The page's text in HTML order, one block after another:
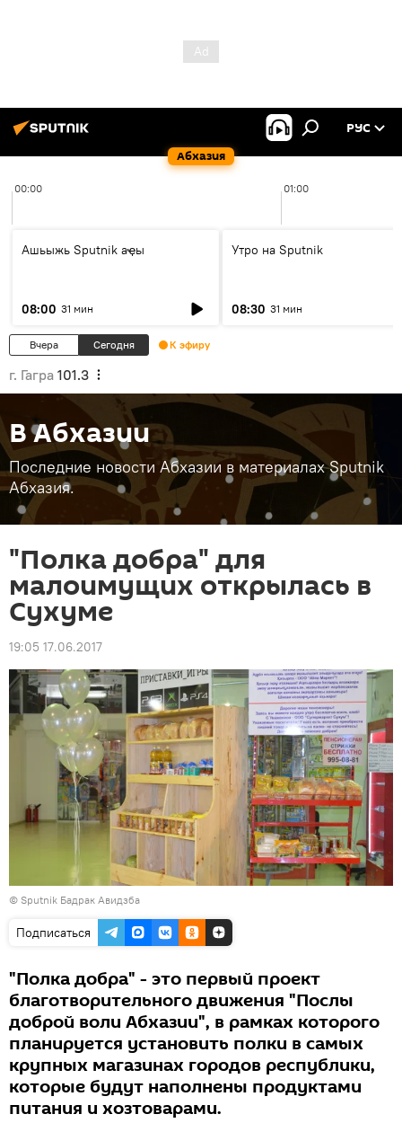
Абхазия
РУС
00:00 01:00
Ашьыжь Sputnik аҿы
08:00 31 мин
Утро на Sputnik
08:30 31 мин
Вчера Сегодня К эфиру
г. Гагра 101.3
В Абхазии
Последние новости Абхазии в материалах Sputnik
Абхазия.
"Полка добра" для
малоимущих открылась в
Сухуме
19:05 17.06.2017
© Sputnik Бадрак Авидзба
Подписаться
"Полка добра" - это первый проект
благотворительного движения "Послы
доброй воли Абхазии", в рамках которого
планируется установить полки в самых
крупных магазинах городов республики,
которые будут наполнены продуктами
питания и хозтоварами.